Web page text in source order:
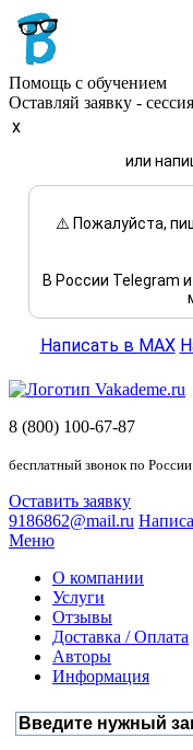
Помощь с обучением
Оставляй заявку -
x
или
⚠️ Пожалуйста,
В России Telegram
Написать в MAX
8 (800) 100-67-87
бесплатный звонок по России
Оставить заявку
9186862@mail.ru
Меню
О компании
Услуги
Отзывы
Доставка / Оплата
Авторы
Информация